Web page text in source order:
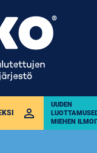
perm_identity
UUDEN
MIEHEN